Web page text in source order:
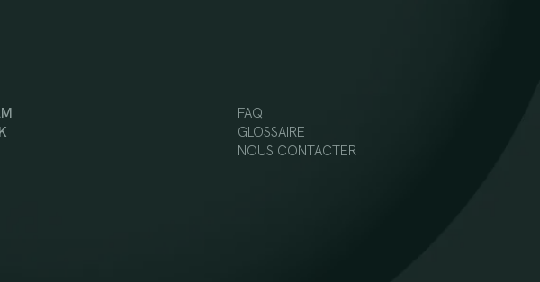
FAQ
GLOSSAIRE
NOUS CONTACTER